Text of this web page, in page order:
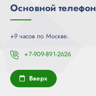
Основной телефон
+9 часов по Москве.
+7-909-891-2626
Вверх